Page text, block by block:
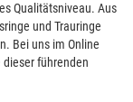
Qualitätsniveau. Aus
und Trauringe
Bei uns im Online
führenden